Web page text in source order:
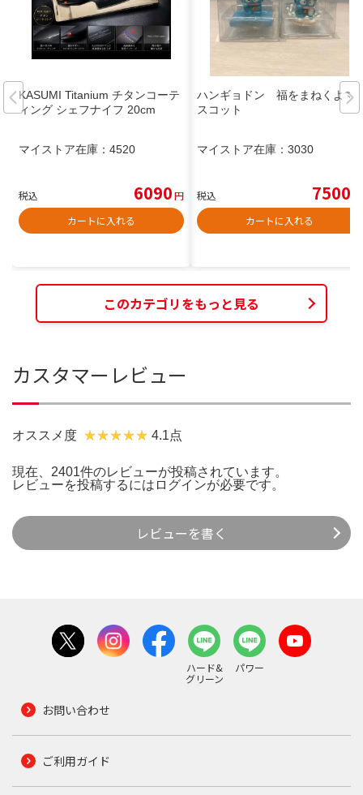
KASUMI Titanium チタンコーテ
ィング シェフナイフ 20cm
マイストア在庫： 4520
税込 6090円
カートに入れる
ハンギョドン 福をまねくよマ
スコット
マイストア在庫： 3030
税込 7500
カートに入れる
このカテゴリをもっと見る
カスタマーレビュー
オススメ度 4.1点
現在、2401件のレビューが投稿されています。
レビューを投稿するには ログインが必要です。
レビューを書く
ハード&
グリーン
パワー
お問い合わせ
ご利用ガイド